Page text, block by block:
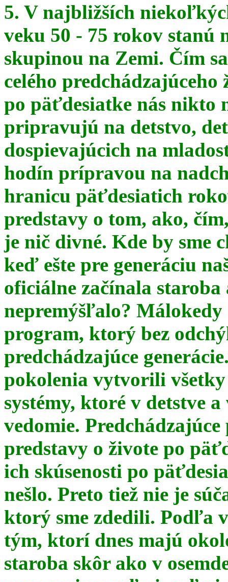
5. V najbližších
veku 50 - 75 rokov stanú
skupinou na Zemi. Čím
celého
po päťdesiatke nás nikto
pripravujú na detstvo,
dospievajúcich na
hodín prípravou na
hranicu päťdesiatich
predstavy o tom, ako,
je nič divné. Kde by sme
keď ešte pre generáciu
oficiálne začínala
nepremýšľalo? Málokedy
program, ktorý bez
predchádzajúce
pokolenia vytvorili
systémy, ktoré v detstve
vedomie.
predstavy o živote po
ich skúsenosti po
nešlo. Preto tiež nie je
ktorý sme zdedili. Podľa
tým, ktorí dnes majú
staroba skôr ako v